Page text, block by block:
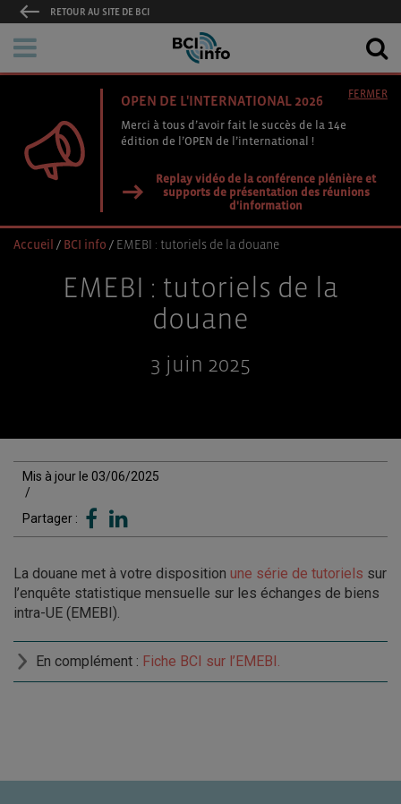
RETOUR AU SITE DE BCI
OPEN DE L'INTERNATIONAL 2026
Merci à tous d’avoir fait le succès de la 14e
édition de l’OPEN de l’international !
Replay vidéo de la conférence plénière et
supports de présentation des réunions
d'information
FERMER
Accueil / BCI info / EMEBI : tutoriels de la douane
EMEBI : tutoriels de la
douane
3 juin 2025
Mis à jour le 03/06/2025
/
Partager :
La douane met à votre disposition une série de tutoriels sur
l’enquête statistique mensuelle sur les échanges de biens
intra-UE (EMEBI).
En complément : Fiche BCI sur l’EMEBI.